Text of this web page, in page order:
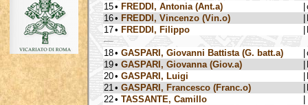
15• FREDDI, Antonia (Ant.a)
16• FREDDI, Vincenzo (Vin.o)
17• FREDDI, Filippo
18• GASPARI, Giovanni Battista (G. batt.a)
19• GASPARI, Giovanna (Giov.a)
20• GASPARI, Luigi
21 • GASPARI, Francesco (Franc.o)
22• TASSANTE, Camillo